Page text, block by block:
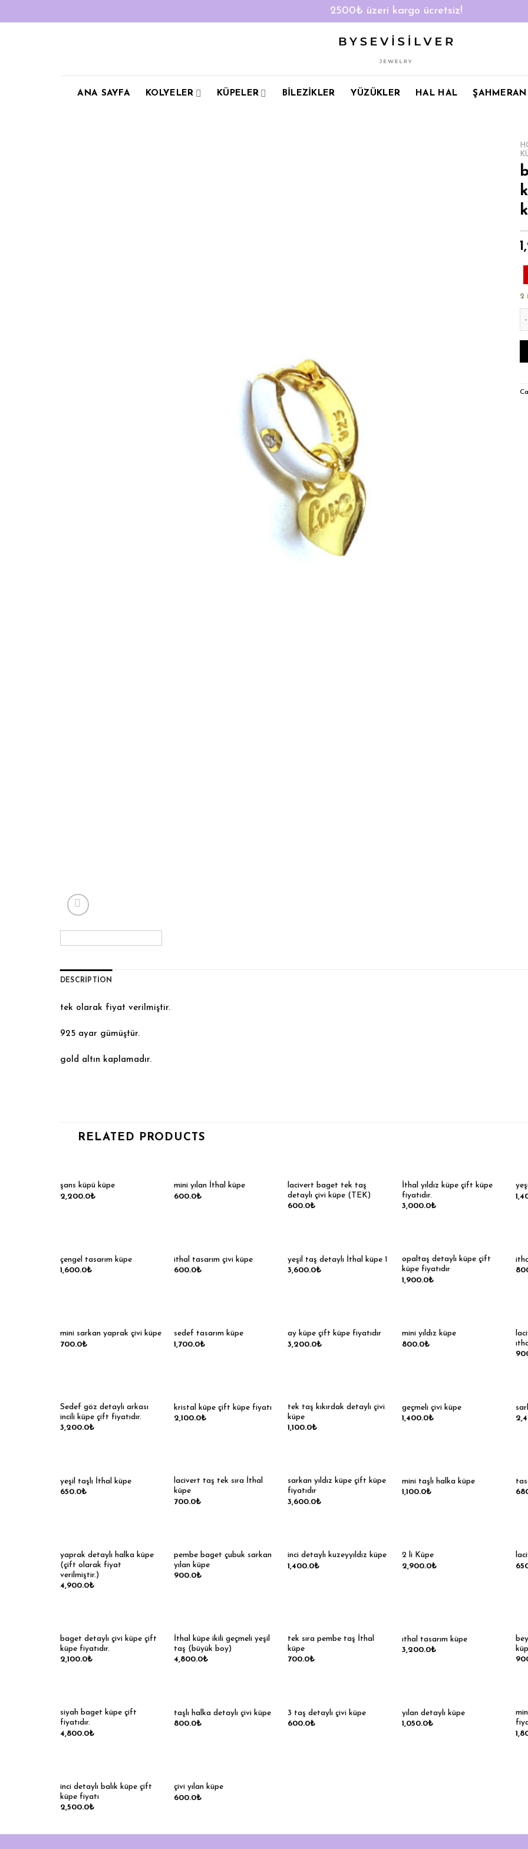
2500₺ üzeri kargo ücretsiz!
ANA SAYFA KOLYELER KÜPELER BİLEZİKLER YÜZÜKLER HAL HAL ŞAHMERAN
2
DESCRIPTION
tek olarak fiyat verilmiştir.
925 ayar gümüştür.
gold altın kaplamadır.
RELATED PRODUCTS
şans küpü küpe
2,200.0₺
mini yılan İthal küpe
600.0₺
lacivert baget tek taş
detaylı çivi küpe (TEK)
600.0₺
İthal yıldız küpe çift küpe
fiyatıdır.
3,000.0₺
çengel tasarım küpe
1,600.0₺
ithal tasarım çivi küpe
600.0₺
yeşil taş detaylı İthal küpe 1
3,600.0₺
opaltaş detaylı küpe çift
küpe fiyatıdır
1,900.0₺
mini sarkan yaprak çivi küpe
700.0₺
sedef tasarım küpe
1,700.0₺
ay küpe çift küpe fiyatıdır
3,200.0₺
mini yıldız küpe
800.0₺
Sedef göz detaylı arkası
incili küpe çift fiyatıdır.
3,200.0₺
kristal küpe çift küpe fiyatı
2,100.0₺
tek taş kıkırdak detaylı çivi
küpe
1,100.0₺
geçmeli çivi küpe
1,400.0₺
yeşil taşlı İthal küpe
650.0₺
lacivert taş tek sıra İthal
küpe
700.0₺
sarkan yıldız küpe çift küpe
fiyatıdır
3,600.0₺
mini taşlı halka küpe
1,100.0₺
yaprak detaylı halka küpe
(çift olarak fiyat
verilmiştir.)
4,900.0₺
pembe baget çubuk sarkan
yılan küpe
900.0₺
inci detaylı kuzeyyıldız küpe
1,400.0₺
2 li Küpe
2,900.0₺
baget detaylı çivi küpe çift
küpe fiyatıdır.
2,100.0₺
İthal küpe ikili geçmeli yeşil
taş (büyük boy)
4,800.0₺
tek sıra pembe taş İthal
küpe
700.0₺
ıthal tasarım küpe
3,200.0₺
siyah baget küpe çift
fiyatıdır.
4,800.0₺
taşlı halka detaylı çivi küpe
800.0₺
3 taş detaylı çivi küpe
600.0₺
yılan detaylı küpe
1,050.0₺
inci detaylı balık küpe çift
küpe fiyatı
2,500.0₺
çivi yılan küpe
600.0₺